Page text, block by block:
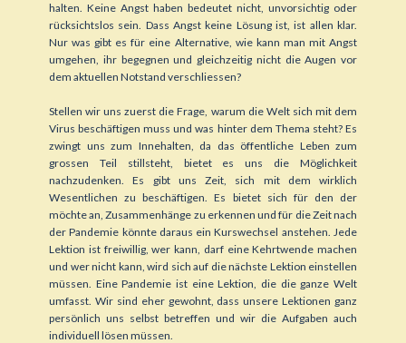
halten. Keine Angst haben bedeutet nicht, unvorsichtig oder
rücksichtslos sein. Dass Angst keine Lösung ist, ist allen klar.
Nur was gibt es für eine Alternative, wie kann man mit Angst
umgehen, ihr begegnen und gleichzeitig nicht die Augen vor
dem aktuellen Notstand verschliessen?
Stellen wir uns zuerst die Frage, warum die Welt sich mit dem
Virus beschäftigen muss und was hinter dem Thema steht? Es
zwingt uns zum Innehalten, da das öffentliche Leben zum
grossen Teil stillsteht, bietet es uns die Möglichkeit
nachzudenken. Es gibt uns Zeit, sich mit dem wirklich
Wesentlichen zu beschäftigen. Es bietet sich für den der
möchte an, Zusammenhänge zu erkennen und für die Zeit nach
der Pandemie könnte daraus ein Kurswechsel anstehen. Jede
Lektion ist freiwillig, wer kann, darf eine Kehrtwende machen
und wer nicht kann, wird sich auf die nächste Lektion einstellen
müssen. Eine Pandemie ist eine Lektion, die die ganze Welt
umfasst. Wir sind eher gewohnt, dass unsere Lektionen ganz
persönlich uns selbst betreffen und wir die Aufgaben auch
individuell lösen müssen.